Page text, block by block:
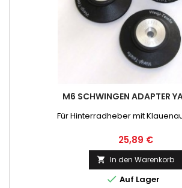
M6 SCHWINGEN ADAPTER
Für Hinterradheber mit
Preis
25,89 €
 In den Warenkorb
 Auf Lager